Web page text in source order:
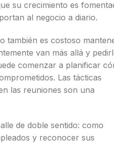
su crecimiento es
al negocio a diario.
también es costoso
van más allá y
comenzar a planificar
Las tácticas
las reuniones son una
de doble sentido: como
y reconocer sus